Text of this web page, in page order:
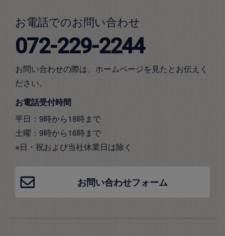
お電話でのお問い合わせ
072-229-2244
お問い合わせの際は、ホームページを見たとお伝えく
ださい。
お電話受付時間
平日：9時から18時まで
土曜：9時から16時まで
※日・祝および当社休業日は除く
お問い合わせフォーム